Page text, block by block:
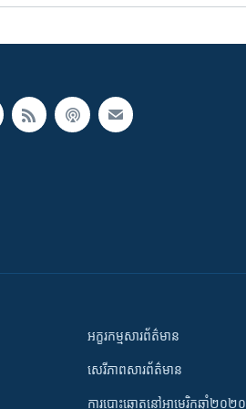
អក្ខរកម្មសារព័ត៌មាន
សេរីភាពសារព័ត៌មាន
ការបោះឆ្នោតនៅអាមេរិកឆ្នាំ២០២០